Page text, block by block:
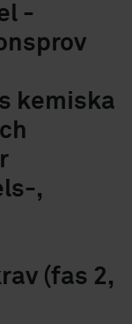
-
kemiska
,
(fas 2,